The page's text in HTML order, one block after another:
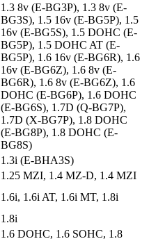
1.3 8v (E-BG3P), 1.3 8v (E-
BG3S), 1.5 16v (E-BG5P), 1.5
16v (E-BG5S), 1.5 DOHC (E-
BG5P), 1.5 DOHC AT (E-
BG5P), 1.6 16v (E-BG6R), 1.6
16v (E-BG6Z), 1.6 8v (E-
BG6R), 1.6 8v (E-BG6Z), 1.6
DOHC (E-BG6P), 1.6 DOHC
(E-BG6S), 1.7D (Q-BG7P),
1.7D (X-BG7P), 1.8 DOHC
(E-BG8P), 1.8 DOHC (E-
BG8S)
1.3i (E-BHA3S)
1.25 MZI, 1.4 MZ-D, 1.4 MZI
1.6i, 1.6i AT, 1.6i MT, 1.8i
1.8i
1.6 DOHC, 1.6 SOHC, 1.8